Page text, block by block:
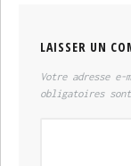
LAISSER UN
Votre adresse e-
obligatoires